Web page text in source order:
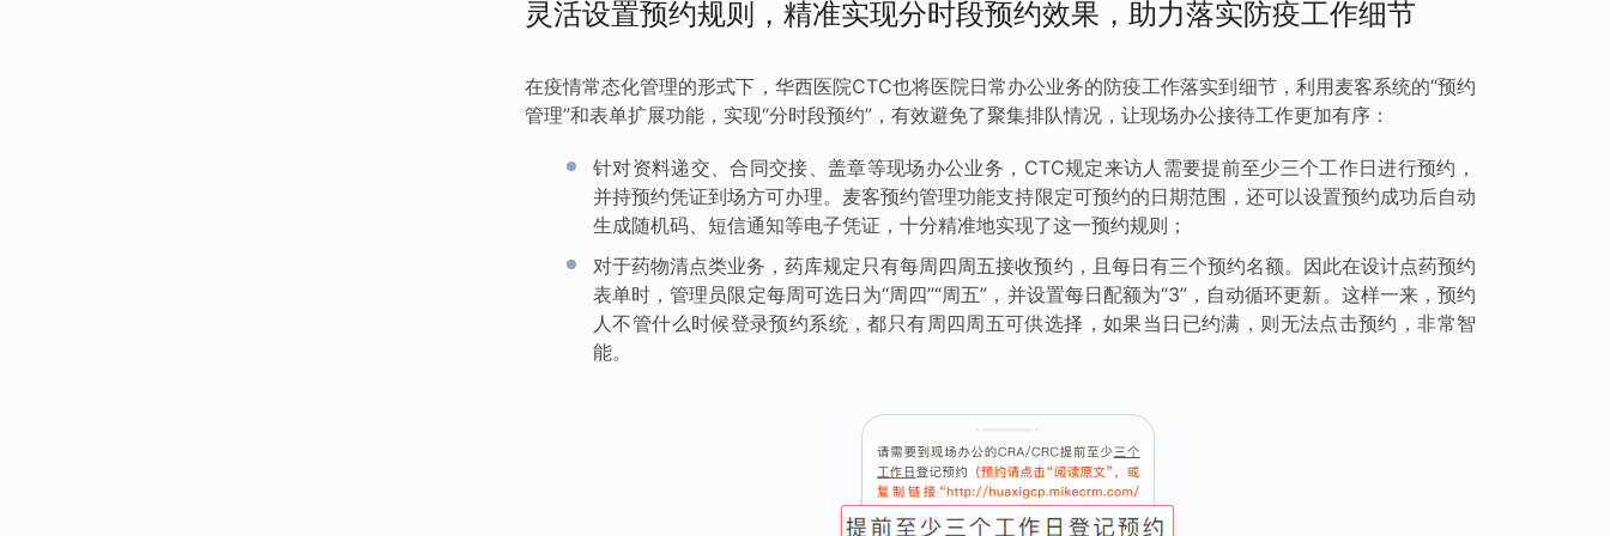
灵活设置预约规则，精准实现分时段预约效果，助力落实防疫工作细节
在疫情常态化管理的形式下，华西医院CTC也将医院日常办公业务的防疫工作落实到细节，利用麦客系统的“预约
管理”和表单扩展功能，实现“分时段预约”，有效避免了聚集排队情况，让现场办公接待工作更加有序：
针对资料递交、合同交接、盖章等现场办公业务，CTC规定来访人需要提前至少三个工作日进行预约，
并持预约凭证到场方可办理。麦客预约管理功能支持限定可预约的日期范围，还可以设置预约成功后自动
生成随机码、短信通知等电子凭证，十分精准地实现了这一预约规则；
对于药物清点类业务，药库规定只有每周四周五接收预约，且每日有三个预约名额。因此在设计点药预约
表单时，管理员限定每周可选日为“周四”“周五”，并设置每日配额为“3”，自动循环更新。这样一来，预约
人不管什么时候登录预约系统，都只有周四周五可供选择，如果当日已约满，则无法点击预约，非常智
能。